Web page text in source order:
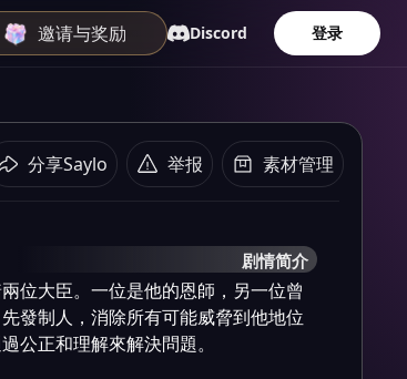
邀请与奖励 Discord 登录
分享Saylo 举报 素材管理
剧情简介
位大臣。一位是他的恩師，另一位曾
發制人，消除所有可能威脅到他地位
公正和理解來解決問題。